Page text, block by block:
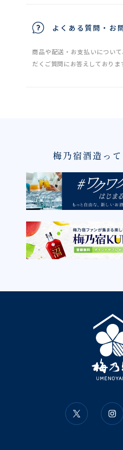
よくある質問・お
商品や配送・お支払いについ
だくご質問にお答えしておりま
梅乃宿酒造っ